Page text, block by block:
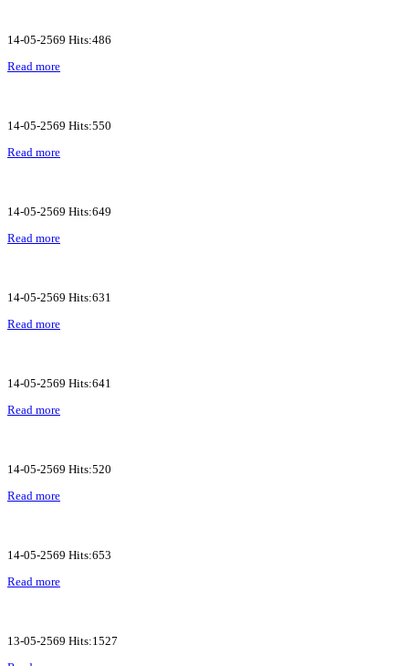
14-05-2569 Hits:486
Read more
14-05-2569 Hits:550
Read more
14-05-2569 Hits:649
Read more
14-05-2569 Hits:631
Read more
14-05-2569 Hits:641
Read more
14-05-2569 Hits:520
Read more
14-05-2569 Hits:653
Read more
13-05-2569 Hits:1527